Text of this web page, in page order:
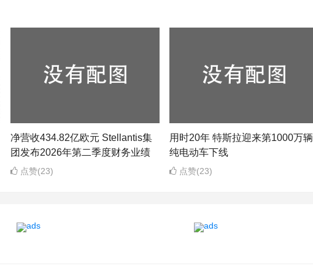
净营收434.82亿欧元 Stellantis集
团发布2026年第二季度财务业绩
点赞(23)
用时20年 特斯拉迎来第1000万辆
纯电动车下线
点赞(23)